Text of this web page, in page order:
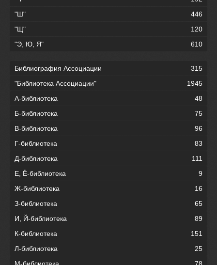
"Ш"
446
"Щ"
120
"Э, Ю, Я"
610
Библиография Ассоциации
315
"Библиотека Ассоциации"
1945
А-библиотека
48
Б-библиотека
75
В-библиотека
96
Г-библиотека
83
Д-библиотека
111
Е, Ё-библиотека
9
Ж-библиотека
16
З-библиотека
65
И, Й-библиотека
89
К-библиотека
151
Л-библиотека
25